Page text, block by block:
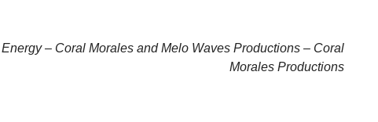
– Coral Morales and Melo Waves Productions – Coral
Morales Productions